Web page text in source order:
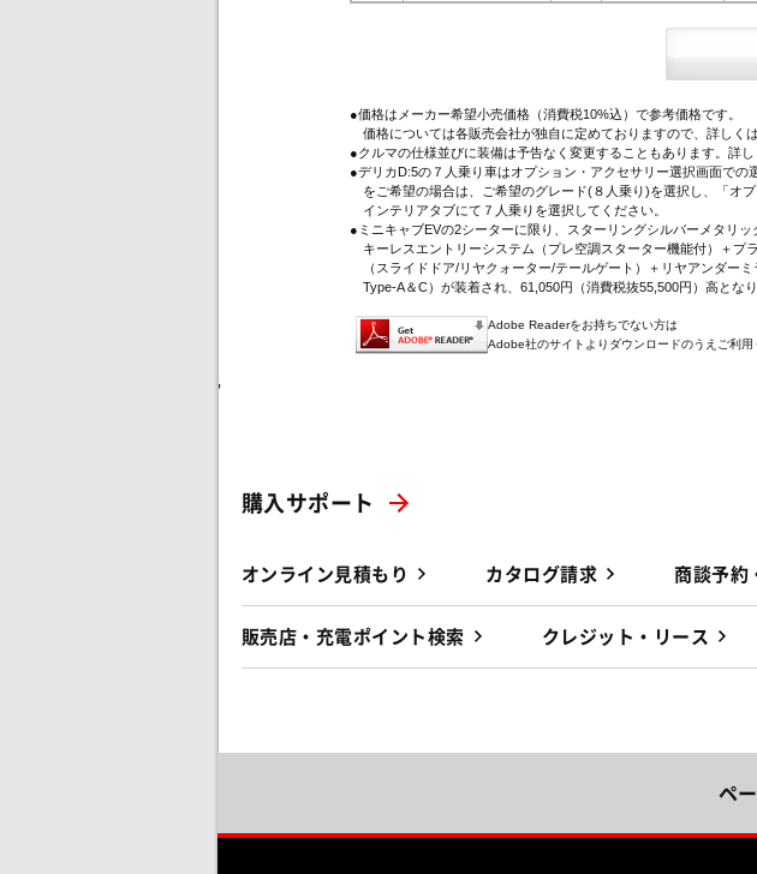
●価格はメーカー希望小売価格（消費税10%込）で参考価格です。
価格については各販売会社が独自に定めておりますので、詳しく
●クルマの仕様並びに装備は予告なく変更することもあります。詳
●デリカD:5の７人乗り車はオプション・アクセサリー選択画面での
をご希望の場合は、ご希望のグレード(８人乗り)を選択し、「オ
インテリアタブにて７人乗りを選択してください。
●ミニキャブEVの2シーターに限り、スターリングシルバーメタリッ
キーレスエントリーシステム（プレ空調スターター機能付）＋プ
（スライドドア/リヤクォーター/テールゲート）＋リヤアンダーミ
Type-A＆C）が装着され、61,050円（消費税抜55,500円）高となり
Adobe Readerをお持ちでない方は
Adobe社のサイトよりダウンロードのうえご利用
'
購入サポート
オンライン見積もり カタログ請求 商談予約
販売店・充電ポイント検索 クレジット・リース
ペ